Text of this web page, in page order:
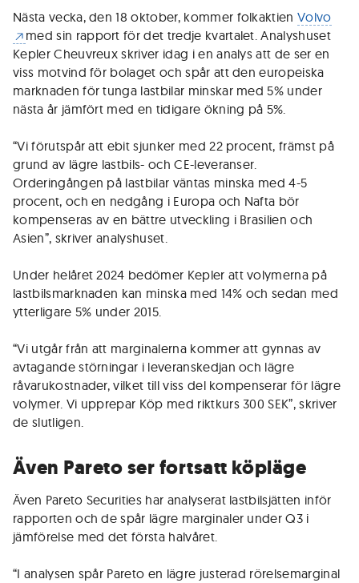
Nästa vecka, den 18 oktober, kommer folkaktienVolvo
med sin rapport för det tredje kvartalet. Analyshuset
Kepler Cheuvreux skriver idag i en analys att de ser en
viss motvind för bolaget och spår att den europeiska
marknaden för tunga lastbilar minskar med 5% under
nästa år jämfört med en tidigare ökning på 5%.
“Vi förutspår att ebit sjunker med 22 procent, främst på
grund av lägre lastbils- och CE-leveranser.
Orderingången på lastbilar väntas minska med 4-5
procent, och en nedgång i Europa och Nafta bör
kompenseras av en bättre utveckling i Brasilien och
Asien”, skriver analyshuset.
Under helåret 2024 bedömer Kepler att volymerna på
lastbilsmarknaden kan minska med 14% och sedan med
ytterligare 5% under 2015.
“Vi utgår från att marginalerna kommer att gynnas av
avtagande störningar i leveranskedjan och lägre
råvarukostnader, vilket till viss del kompenserar för lägre
volymer. Vi upprepar Köp med riktkurs 300 SEK”, skriver
de slutligen.
Även Pareto ser fortsatt köpläge
Även Pareto Securities har analyserat lastbilsjätten inför
rapporten och de spår lägre marginaler under Q3 i
jämförelse med det första halvåret.
“I analysen spår Pareto en lägre justerad rörelsemarginal